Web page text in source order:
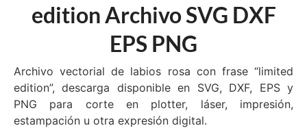
edition Archivo SVG DXF
EPS PNG
Archivo vectorial de labios rosa con frase “limited
edition”, descarga disponible en SVG, DXF, EPS y
PNG para corte en plotter, láser, impresión,
estampación u otra expresión digital.